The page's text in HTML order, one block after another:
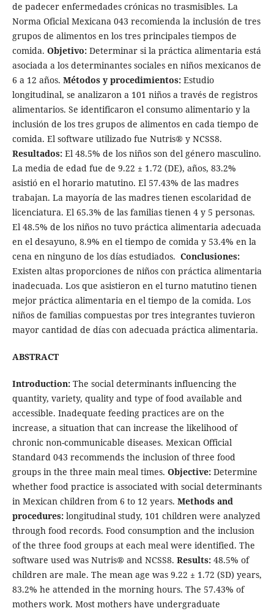
de padecer enfermedades crónicas no trasmisibles. La
Norma Oficial Mexicana 043 recomienda la inclusión de tres
grupos de alimentos en los tres principales tiempos de
comida. Objetivo:Determinar si la práctica alimentaria está
asociada a los determinantes sociales en niños mexicanos de
6 a 12 años. Métodos y procedimientos:Estudio
longitudinal, se analizaron a 101 niños a través de registros
alimentarios. Se identificaron el consumo alimentario y la
inclusión de los tres grupos de alimentos en cada tiempo de
comida. El software utilizado fue Nutris® y NCSS8.
Resultados:El 48.5% de los niños son del género masculino.
La media de edad fue de 9.22 ± 1.72 (DE), años, 83.2%
asistió en el horario matutino. El 57.43% de las madres
trabajan. La mayoría de las madres tienen escolaridad de
licenciatura. El 65.3% de las familias tienen 4 y 5 personas.
El 48.5% de los niños no tuvo práctica alimentaria adecuada
en el desayuno, 8.9% en el tiempo de comida y 53.4% en la
cena en ninguno de los días estudiados. Conclusiones:
Existen altas proporciones de niños con práctica alimentaria
inadecuada. Los que asistieron en el turno matutino tienen
mejor práctica alimentaria en el tiempo de la comida. Los
niños de familias compuestas por tres integrantes tuvieron
mayor cantidad de días con adecuada práctica alimentaria.
ABSTRACT
Introduction:The social determinants influencing the
quantity, variety, quality and type of food available and
accessible. Inadequate feeding practices are on the
increase, a situation that can increase the likelihood of
chronic non-communicable diseases. Mexican Official
Standard 043 recommends the inclusion of three food
groups in the three main meal times. Objective:Determine
whether food practice is associated with social determinants
in Mexican children from 6 to 12 years. Methods and
procedures:longitudinal study, 101 children were analyzed
through food records. Food consumption and the inclusion
of the three food groups at each meal were identified. The
software used was Nutris® and NCSS8. Results:48.5% of
children are male. The mean age was 9.22 ± 1.72 (SD) years,
83.2% he attended in the morning hours. The 57.43% of
mothers work. Most mothers have undergraduate